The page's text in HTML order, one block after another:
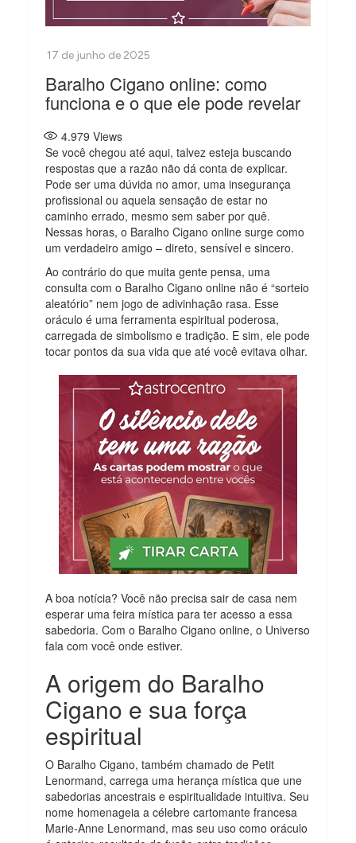
Baralho Cigano online: como
funciona e o que ele pode revelar
4.979 Views
Se você chegou até aqui, talvez esteja buscando
respostas que a razão não dá conta de explicar.
Pode ser uma dúvida no amor, uma insegurança
profissional ou aquela sensação de estar no
caminho errado, mesmo sem saber por quê.
Nessas horas, o Baralho Cigano online surge como
um verdadeiro amigo – direto, sensível e sincero.
Ao contrário do que muita gente pensa, uma
consulta com o Baralho Cigano online não é “sorteio
aleatório” nem jogo de adivinhação rasa. Esse
oráculo é uma ferramenta espiritual poderosa,
carregada de simbolismo e tradição. E sim, ele pode
tocar pontos da sua vida que até você evitava olhar.
A boa notícia? Você não precisa sair de casa nem
esperar uma feira mística para ter acesso a essa
sabedoria. Com o Baralho Cigano online, o Universo
fala com você onde estiver.
A origem do Baralho
Cigano e sua força
espiritual
O Baralho Cigano, também chamado de Petit
Lenormand, carrega uma herança mística que une
sabedorias ancestrais e espiritualidade intuitiva. Seu
nome homenageia a célebre cartomante francesa
Marie-Anne Lenormand, mas seu uso como oráculo